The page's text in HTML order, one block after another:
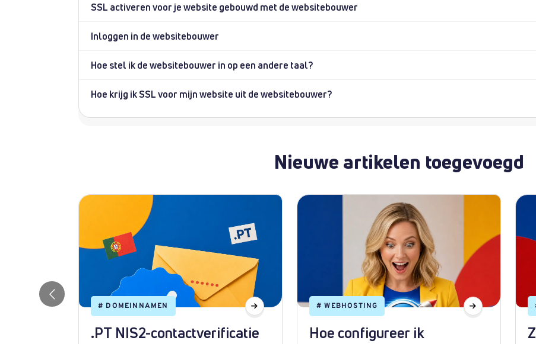
SSL activeren voor je website gebouwd met de websitebouwer
Inloggen in de websitebouwer
Hoe stel ik de websitebouwer in op een andere taal?
Hoe krijg ik SSL voor mijn website uit de websitebouwer?
Nieuwe artikelen toegevoegd
# DOMEINNAMEN
.PT NIS2-contactverificatie
#WEBHOSTING
Hoe configureer ik